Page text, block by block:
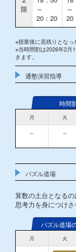
限
～
20：20
～
20
※授業後に居残りとなっ
※当時間割は2026年2月
きます。
通塾演習指導
時間
月 火
– –
パズル道場
算数の土台となる
思考力を身につけ
パズル道場
月 火